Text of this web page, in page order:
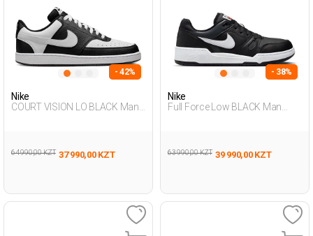
- 42%
Nike
COURT VISION LO BLACK Man
64 990,00 KZT 37 990,00 KZT
- 38%
Nike
Full Force Low BLACK Man
63 990,00 KZT 39 990,00 KZT